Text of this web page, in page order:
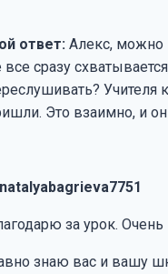
ответ: Алекс, можно
все сразу
Это взаимно, и
за урок.
знаю вас и вашу